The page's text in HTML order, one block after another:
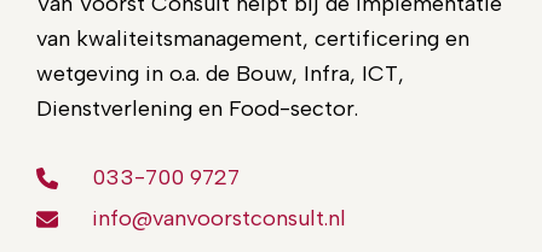
van kwaliteitsmanagement, certificering en
wetgeving in o.a. de Bouw, Infra, ICT,
Dienstverlening en Food-sector.
033-700 9727
info@vanvoorstconsult.nl